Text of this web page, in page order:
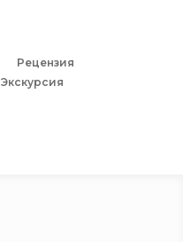
Рецензия
Экскурсия